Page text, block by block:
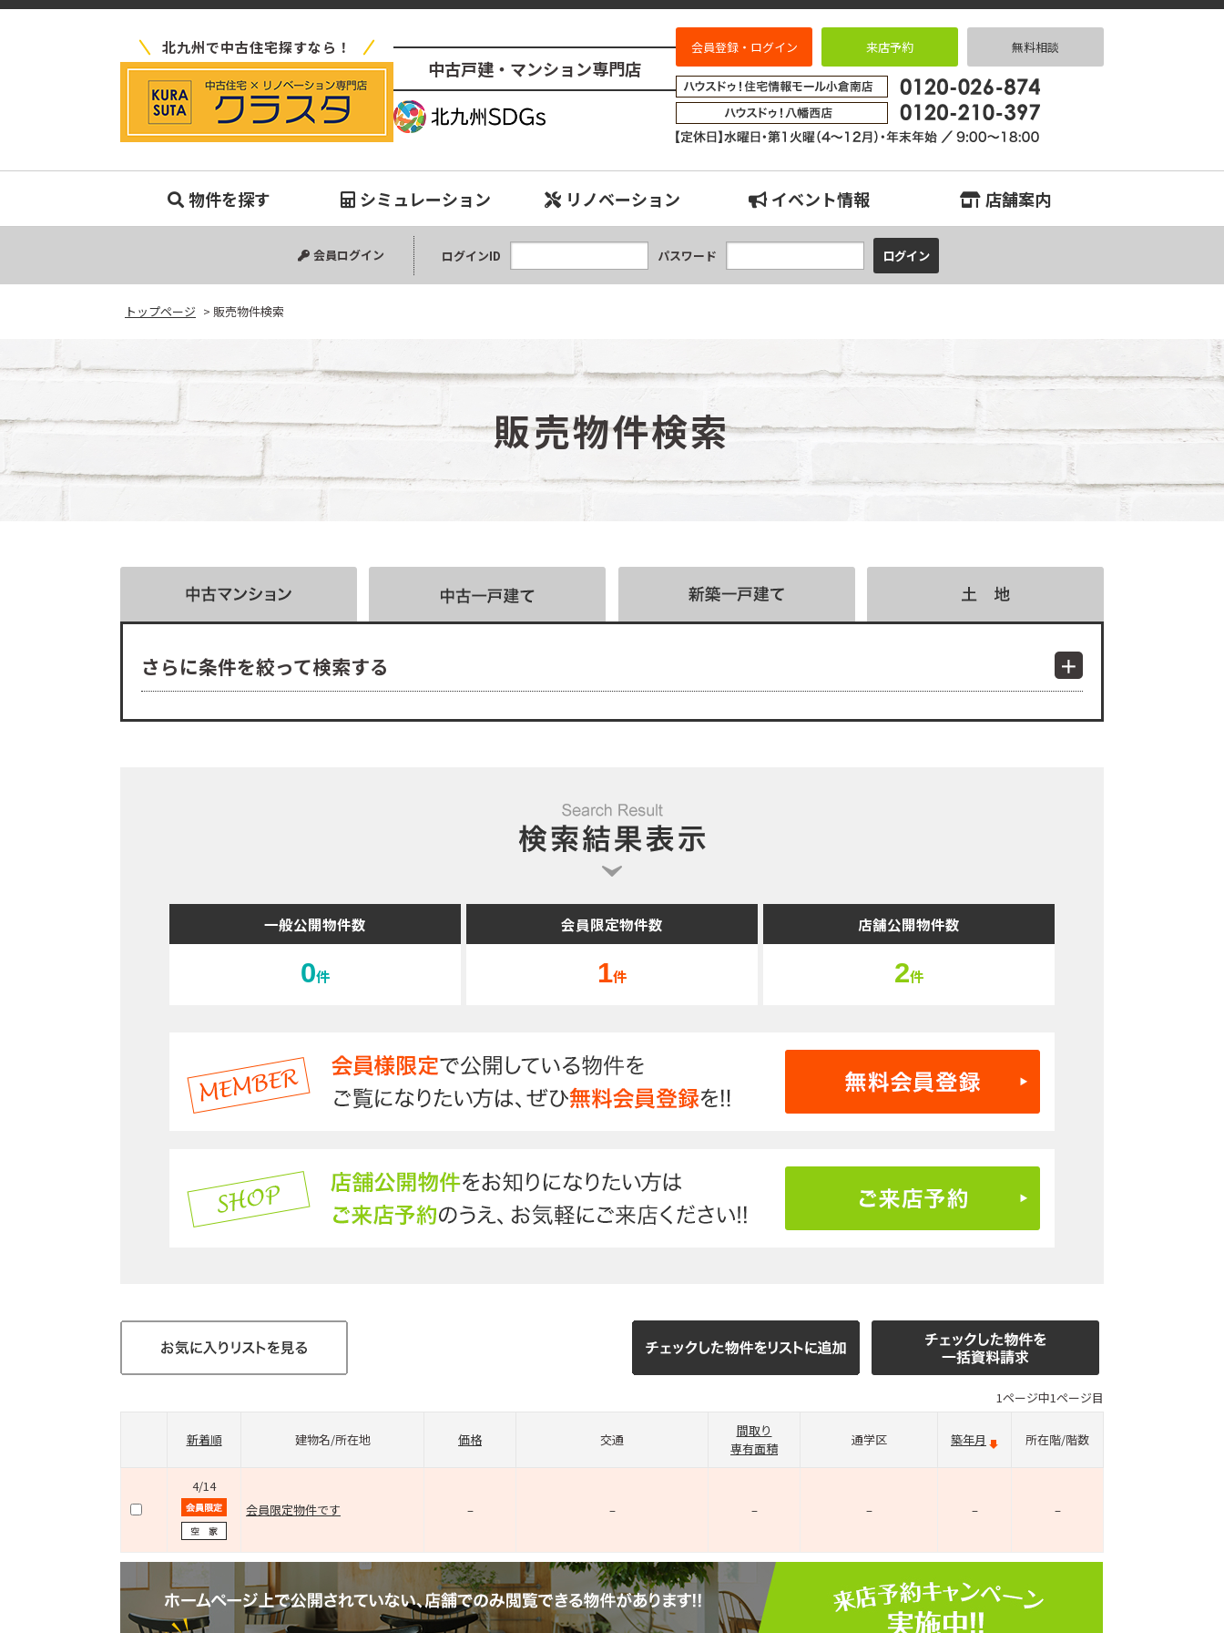
北九州で中古住宅探すなら！
販売物件検索｜小倉南、八幡西、八幡東、小倉北、戸畑、門司、若松エリアの中古マンション、中古戸建、不動産のことなら『中古住宅専門店クラスタ～
中古戸建・マンション専門店
会員登録・ログイン 来店予約 無料相談
物件を探す
中古マンション
中古一戸建て
新築一戸建て
土地
シミュレーション リノベーション イベント情報 店舗案内
会員ログイン ログインID パスワード
トップページ > 販売物件検索
販売物件検索
さらに条件を絞って検索する
一般公開物件数
0件
会員限定物件数
1件
店舗公開物件数
2件
1ページ中1ページ目
新着順 建物名/所在地 価格 交通
間取り
専有面積
通学区 築年月 所在階/階数
4/14
会員限定物件です
– – – – – –